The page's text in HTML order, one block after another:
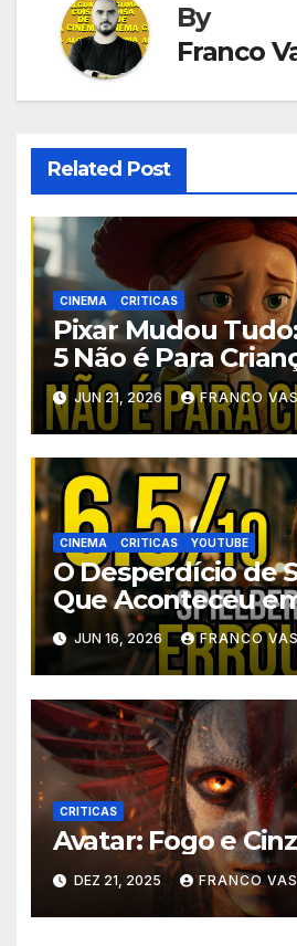
By
Franco
Related Post
CINEMA CRITICAS
Pixar Mudou
5 Não é Para
JUN 21, 2026 FRANCO
CINEMA CRITICAS YOUTUBE
O Desperdício de
Que Aconteceu
JUN 16, 2026 FRANCO
CRITICAS
Avatar: Fogo e
DEZ 21, 2025 FRANCO